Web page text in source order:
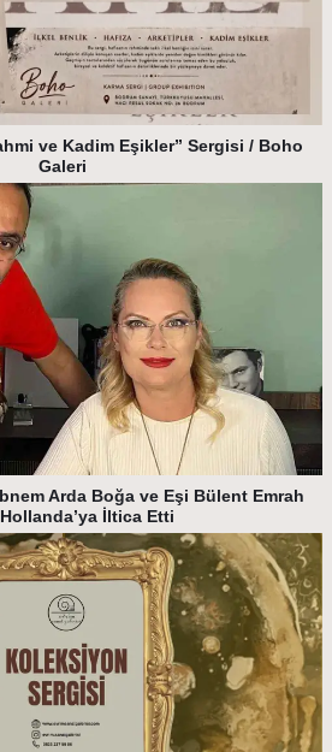
ve Kadim Eşikler” Sergisi / Boho
Galeri
Arda Boğa ve Eşi Bülent Emrah
İltica Etti